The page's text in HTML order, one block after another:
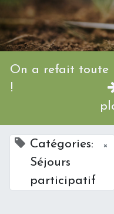
On a refait toute
!
Catégories:
Séjours
participatif
×